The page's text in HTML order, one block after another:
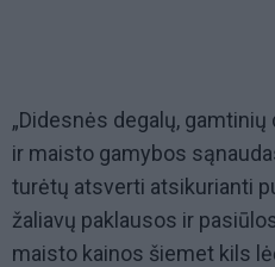
„Didesnės degalų,
ir maisto gamybos
turėtų atsverti atsikurianti
žaliavų paklausos ir
maisto kainos šiemet kils